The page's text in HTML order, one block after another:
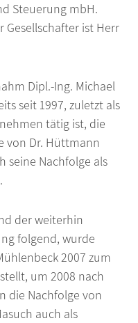
Steuerung mbH.
Gesellschafter ist Herr
Dipl.-Ing. Michael
seit 1997, zuletzt als
tätig ist, die
von Dr. Hüttmann
seine Nachfolge als
der weiterhin
folgend, wurde
2007 zum
um 2008 nach
die Nachfolge von
auch als